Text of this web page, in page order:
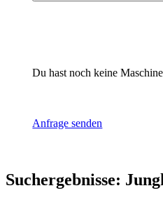
Du hast noch keine
Anfrage senden
Suchergebnisse: